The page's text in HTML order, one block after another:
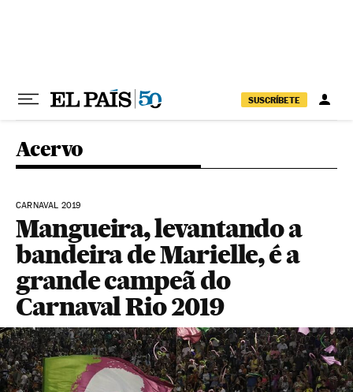
SUSCRÍBETE
Acervo
CARNAVAL 2019
Mangueira, levantando a
bandeira de Marielle, é a
grande campeã do
Carnaval Rio 2019